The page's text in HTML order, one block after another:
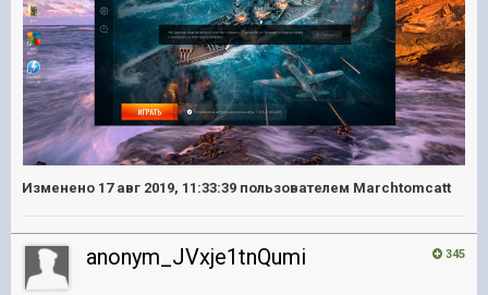
Изменено 17 авг 2019, 11:33:39 пользователем Marchtomcatt
345
anonym_JVxje1tnQumi